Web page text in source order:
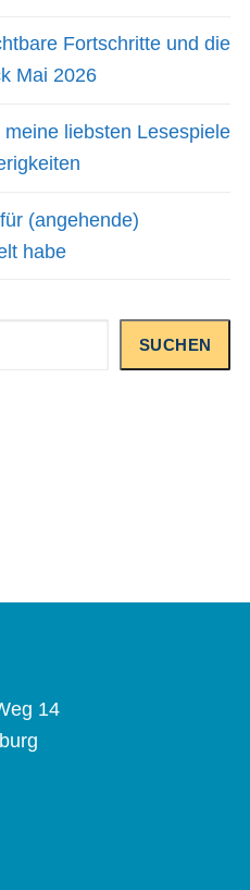
Fortschritte und die
Mai 2026
liebsten Lesespiele
(angehende)
habe
SUCHEN
14